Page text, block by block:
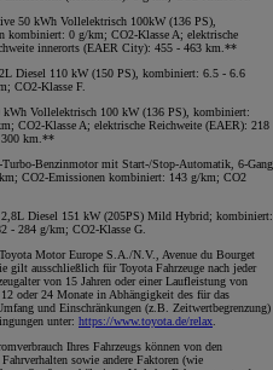
50 kWh Vollelektrisch 100kW (136 PS),
0 g/km; CO2-Klasse A; elektrische
innerorts (EAER City): 455 - 463 km.**
Diesel 110 kW (150 PS), kombiniert: 6.5 - 6.6
CO2-Klasse F.
kWh Vollelektrisch 100 kW (136 PS), kombiniert:
CO2-Klasse A; elektrische Reichweite (EAER): 218
300 km.**
Benzinmotor mit Start-/Stop-Automatik, 6-Gang
CO2-Emissionen kombiniert: 143 g/km; CO2
2,8L Diesel 151 kW (205PS) Mild Hybrid; kombiniert:
- 284 g/km; CO2-Klasse G.
Motor Europe S.A./N.V., Avenue du Bourget
ausschließlich für Toyota Fahrzeuge nach jeder
von 15 Jahren oder einer Laufleistung von
oder 24 Monate in Abhängigkeit des für das
und Einschränkungen (z.B. Zeitwertbegrenzung)
unter: https://www.toyota.de/relax.
Ihres Fahrzeugs können von den
Fahrverhalten sowie andere Faktoren (wie